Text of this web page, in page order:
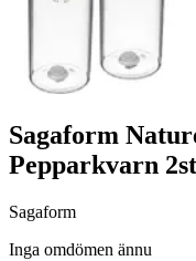
Sagaform
Pepparkvarn
Sagaform
Inga omdömen ännu